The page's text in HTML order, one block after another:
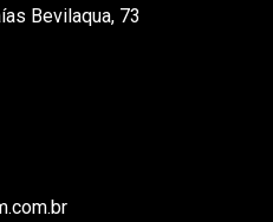
Bevilaqua, 73